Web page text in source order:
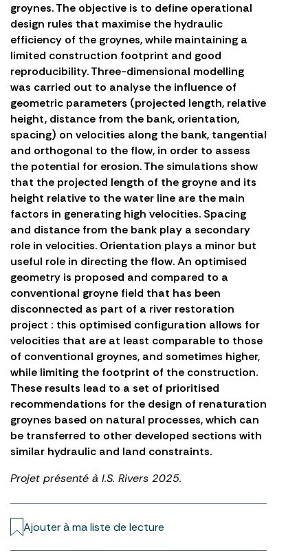
groynes. The objective is to define operational
design rules that maximise the hydraulic
efficiency of the groynes, while maintaining a
limited construction footprint and good
reproducibility. Three-dimensional modelling
was carried out to analyse the influence of
geometric parameters (projected length, relative
height, distance from the bank, orientation,
spacing) on velocities along the bank, tangential
and orthogonal to the flow, in order to assess
the potential for erosion. The simulations show
that the projected length of the groyne and its
height relative to the water line are the main
factors in generating high velocities. Spacing
and distance from the bank play a secondary
role in velocities. Orientation plays a minor but
useful role in directing the flow. An optimised
geometry is proposed and compared to a
conventional groyne field that has been
disconnected as part of a river restoration
project : this optimised configuration allows for
velocities that are at least comparable to those
of conventional groynes, and sometimes higher,
while limiting the footprint of the construction.
These results lead to a set of prioritised
recommendations for the design of renaturation
groynes based on natural processes, which can
be transferred to other developed sections with
similar hydraulic and land constraints.
Projet présenté à I.S. Rivers 2025.
Ajouter à ma liste de lecture